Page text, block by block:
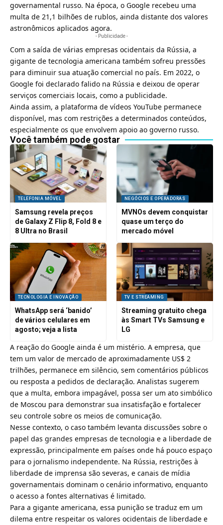
governamental russo. Na época, o Google recebeu uma
multa de 21,1 bilhões de rublos, ainda distante dos valores
astronômicos aplicados agora.
- Publicidade -
Com a saída de várias empresas ocidentais da Rússia, a
gigante de tecnologia americana também sofreu pressões
para diminuir sua atuação comercial no país. Em 2022, o
Google foi declarado falido na Rússia e deixou de operar
serviços comerciais locais, como a publicidade.
Ainda assim, a plataforma de vídeos YouTube permanece
disponível, mas com restrições a determinados conteúdos,
especialmente os que envolvem apoio ao governo russo.
Você também pode gostar
TELEFONIA MÓVEL
Samsung revela preços
de Galaxy Z Flip 8, Fold 8 e
8 Ultra no Brasil
NEGÓCIOS E OPERADORAS
MVNOs devem conquistar
quase um terço do
mercado móvel
TECNOLOGIA E INOVAÇÃO
WhatsApp será ‘banido’
de vários celulares em
agosto; veja a lista
TV E STREAMING
Streaming gratuito chega
às Smart TVs Samsung e
LG
A reação do Google ainda é um mistério. A empresa, que
tem um valor de mercado de aproximadamente US$ 2
trilhões, permanece em silêncio, sem comentários públicos
ou resposta a pedidos de declaração. Analistas sugerem
que a multa, embora impagável, possa ser um ato simbólico
de Moscou para demonstrar sua insatisfação e fortalecer
seu controle sobre os meios de comunicação.
Nesse contexto, o caso também levanta discussões sobre o
papel das grandes empresas de tecnologia e a liberdade de
expressão, principalmente em países onde há pouco espaço
para o jornalismo independente. Na Rússia, restrições à
liberdade de imprensa são severas, e canais de mídia
governamentais dominam o cenário informativo, enquanto
o acesso a fontes alternativas é limitado.
Para a gigante americana, essa punição se traduz em um
dilema entre respeitar os valores ocidentais de liberdade e